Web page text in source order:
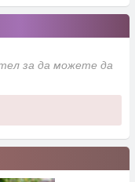
за да можете да